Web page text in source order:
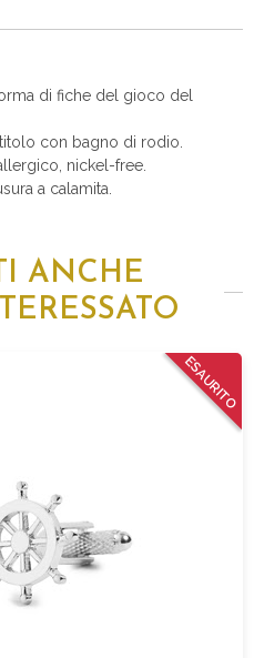
di fiche del gioco del
con bagno di rodio.
nickel-free.
a calamita.
ANCHE
ESAURITO